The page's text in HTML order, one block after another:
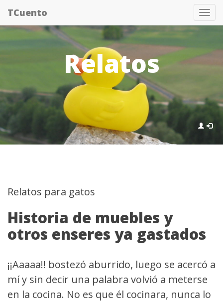
Pasar
contenido
principal
TCuento
Relatos
Relatos para gatos
Historia de muebles y
otros enseres ya gastados
¡¡Aaaaa!! bostezó aburrido, luego se acercó a
mí y sin decir una palabra volvió a meterse
en la cocina. No es que él cocinara, nunca lo